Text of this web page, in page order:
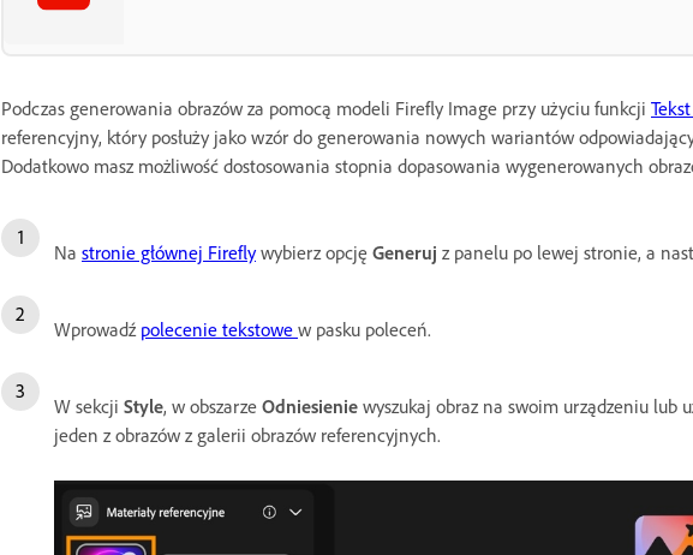
Podczas generowania obrazów za pomocą modeli Firefly Image przy użyciu funkcji
referencyjny, który posłuży jako wzór do generowania nowych wariantów
Dodatkowo masz możliwość dostosowania stopnia dopasowania wygenerowanych
Na stronie głównej Fireflywybierz opcję Generuj z panelu po lewej stronie, a
Wprowadź polecenie tekstowe w pasku poleceń.
W sekcji Style, w obszarze Odniesienie wyszukaj obraz na swoim urządzeniu lub
jeden z obrazów z galerii obrazów referencyjnych.